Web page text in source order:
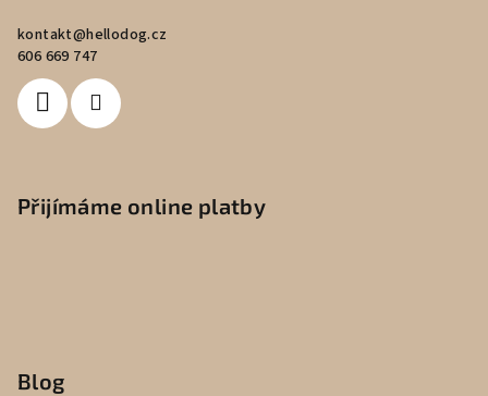
kontakt@hellodog.cz
606 669 747
Přijímáme online platby
Blog